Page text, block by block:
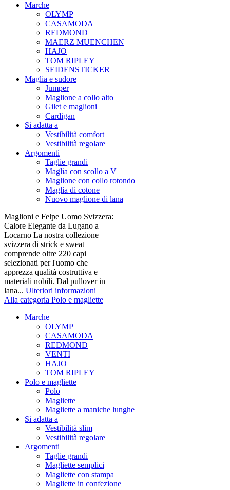
Marche
OLYMP
CASAMODA
REDMOND
MAERZ MUENCHEN
HAJO
TOM RIPLEY
SEIDENSTICKER
Maglia e sudore
Jumper
Maglione a collo alto
Gilet e maglioni
Cardigan
Si adatta a
Vestibilità comfort
Vestibilità regolare
Argomenti
Taglie grandi
Maglia con scollo a V
Maglione con collo rotondo
Maglia di cotone
Nuovo maglione di lana
Maglioni e Felpe Uomo Svizzera:
Calore Elegante da Lugano a
Locarno La nostra collezione
svizzera di strick e sweat
comprende oltre 220 capi
selezionati per l'uomo che
apprezza qualità costruttiva e
materiali nobili. Dal pullover in
lana... Ulteriori informazioni
Alla categoria Polo e magliette
Marche
OLYMP
CASAMODA
REDMOND
VENTI
HAJO
TOM RIPLEY
Polo e magliette
Polo
Magliette
Magliette a maniche lunghe
Si adatta a
Vestibilità slim
Vestibilità regolare
Argomenti
Taglie grandi
Magliette semplici
Magliette con stampa
Magliette in confezione